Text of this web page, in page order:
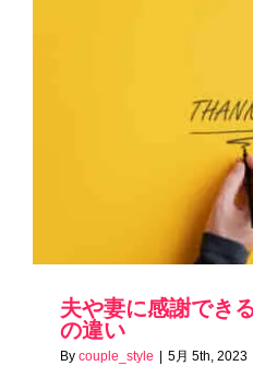
夫や妻に感謝でき
の違い
By couple_style 5月 5th, 2023